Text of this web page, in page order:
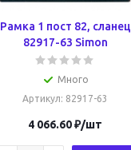
Рамка 1 пост 82, сланец
82917-63 Simon
Много
Артикул: 82917-63
4 066.60₽/шт